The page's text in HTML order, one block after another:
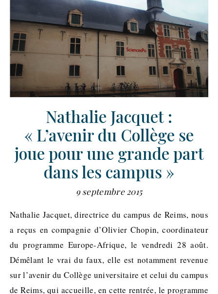
Nathalie Jacquet :
« L’avenir du Collège se
joue pour une grande part
dans les campus »
9 septembre 2015
Nathalie Jacquet, directrice du campus de Reims, nous
a reçus en compagnie d’Olivier Chopin, coordinateur
du programme Europe-Afrique, le vendredi 28 août.
Démêlant le vrai du faux, elle est notamment revenue
sur l’avenir du Collège universitaire et celui du campus
de Reims, qui accueille, en cette rentrée, le programme